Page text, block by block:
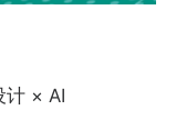
计 × AI